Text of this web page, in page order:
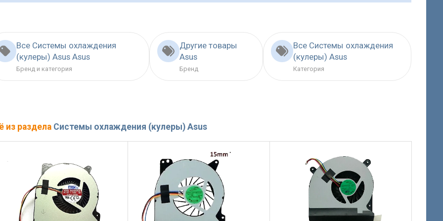
Все Системы охлаждения
(кулеры) Asus Asus
Бренд и категория
Другие товары
Asus
Бренд
Все Системы охлаждения
(кулеры) Asus
Категория
из раздела Системы охлаждения (кулеры) Asus